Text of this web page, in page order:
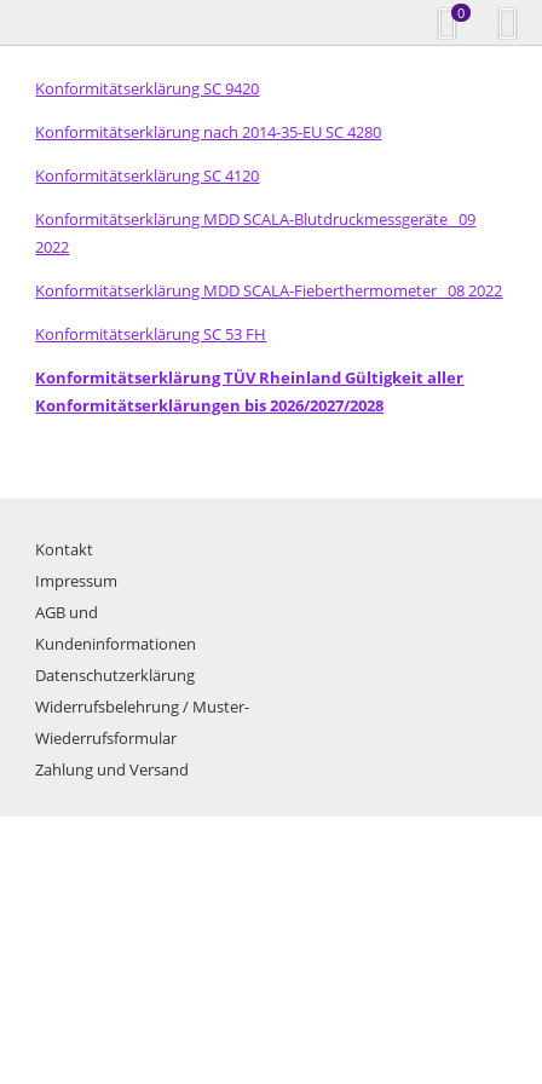
0
Konformitätserklärung SC 9420
Konformitätserklärung nach 2014-35-EU SC 4280
Konformitätserklärung SC 4120
Konformitätserklärung MDD SCALA-Blutdruckmessgeräte_ 09
2022
Konformitätserklärung MDD SCALA-Fieberthermometer_ 08 2022
Konformitätserklärung SC 53 FH
Konformitätserklärung TÜV Rheinland Gültigkeit aller
Konformitätserklärungen bis 2026/2027/2028
Kontakt
Impressum
AGB und
Kundeninformationen
Datenschutzerklärung
Widerrufsbelehrung / Muster-
Wiederrufsformular
Zahlung und Versand